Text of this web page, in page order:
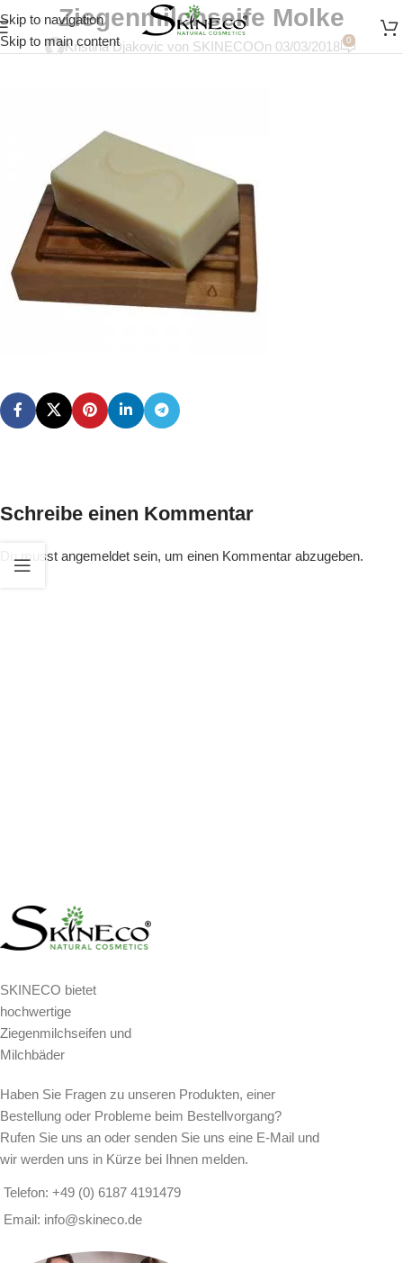
Skip to navigation
Skip to main content
Ziegenmilchseife Molke
Kristina Djakovic von SKINECOOn 03/03/2018 0
Schreibe einen Kommentar
Du musst angemeldet sein, um einen Kommentar abzugeben.
SKINECO bietet
hochwertige
Ziegenmilchseifen und
Milchbäder
Haben Sie Fragen zu unseren Produkten, einer
Bestellung oder Probleme beim Bestellvorgang?
Rufen Sie uns an oder senden Sie uns eine E-Mail und
wir werden uns in Kürze bei Ihnen melden.
Telefon: +49 (0) 6187 4191479
Email: info@skineco.de